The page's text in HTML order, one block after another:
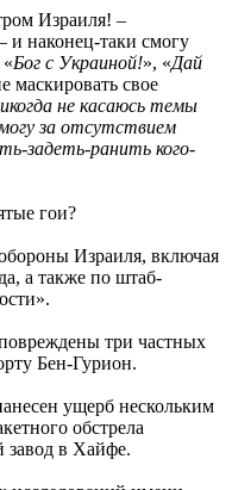
Израиля! –
и наконец-таки смогу
Бог с Украиной!», «Дай
маскировать свое
не касаюсь темы
за отсутствием
задеть-ранить кого-
гои?
Израиля, включая
а также по штаб-
три частных
Бен-Гурион.
ущерб нескольким
обстрела
завод в Хайфе.